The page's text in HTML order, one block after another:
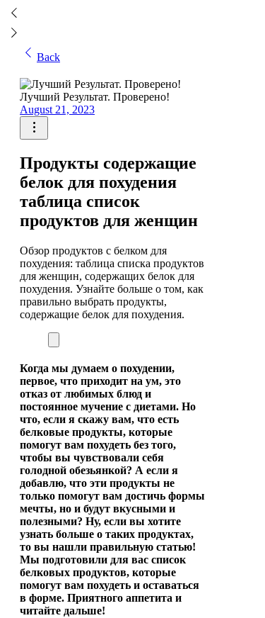
Back
Лучший Результат. Проверено!
August 21, 2023
Продукты содержащие
белок для похудения
таблица список
продуктов для женщин
Обзор продуктов с белком для
похудения: таблица списка продуктов
для женщин, содержащих белок для
похудения. Узнайте больше о том, как
правильно выбрать продукты,
содержащие белок для похудения.
Когда мы думаем о похудении,
первое, что приходит на ум, это
отказ от любимых блюд и
постоянное мучение с диетами. Но
что, если я скажу вам, что есть
белковые продукты, которые
помогут вам похудеть без того,
чтобы вы чувствовали себя
голодной обезьянкой? А если я
добавлю, что эти продукты не
только помогут вам достичь формы
мечты, но и будут вкусными и
полезными? Ну, если вы хотите
узнать больше о таких продуктах,
то вы нашли правильную статью!
Мы подготовили для вас список
белковых продуктов, которые
помогут вам похудеть и оставаться
в форме. Приятного аппетита и
читайте дальше!